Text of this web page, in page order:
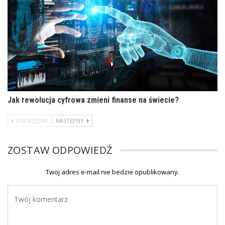
Jak rewolucja cyfrowa zmieni finanse na świecie?
POPRZEDNI NASTĘPNY
ZOSTAW ODPOWIEDŹ
Twoj adres e-mail nie bedzie opublikowany.